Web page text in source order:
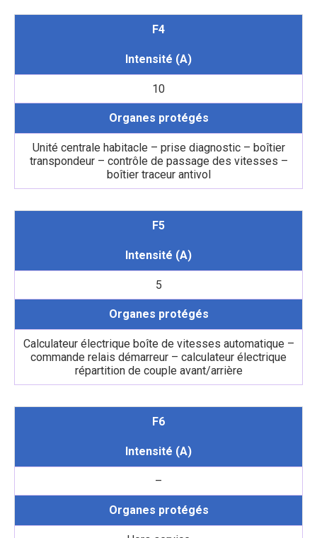
F4
Intensité (A)
10
Organes protégés
Unité centrale habitacle – prise diagnostic – boîtier
transpondeur – contrôle de passage des vitesses –
boîtier traceur antivol
F5
Intensité (A)
5
Organes protégés
Calculateur électrique boîte de vitesses automatique –
commande relais démarreur – calculateur électrique
répartition de couple avant/arrière
F6
Intensité (A)
–
Organes protégés